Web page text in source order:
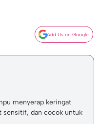
Add Us on Google
menyerap keringat
sensitif, dan cocok untuk